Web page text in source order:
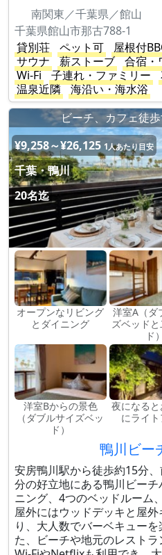
南関東／千葉県／館山
千葉県館山市那古788-1
貸別荘
ペット可 屋根付
サウナ
薪ストーブ
合宿・
Wi-Fi
子連れ・ファミリー
温泉近隣
海沿い・海水浴
ビーチ、カフェ徒
¥9,258～¥26,125 1人あたり目安
千葉・鴨川
20名迄
オープンなリビング
とダイニング
洋室A（ダ
ズベッド
ド）
洋室Bからの景色
（ダブルサイズベッ
ド）
夜になる
にライ
鴨川ビー
安房鴨川駅から徒歩約15分
分の好立地にある鴨川ビー
ニング、4つのベッドルーム
屋外にはウッドデッキと屋
り、大人数でバーベキュー
た、ビーチや地元のレストラ